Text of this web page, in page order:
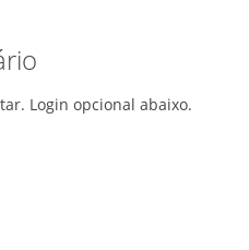
Login opcional abaixo.